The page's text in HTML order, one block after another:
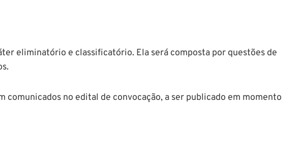
eliminatório e classificatório. Ela será composta por questões de
comunicados no edital de convocação, a ser publicado em momento